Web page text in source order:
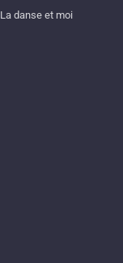
La danse et moi